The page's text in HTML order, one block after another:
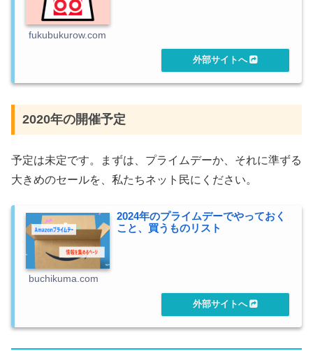
fukubukurow.com
2020年の開催予定
予定は未定です。まずは、プライムデーか、それに準ずる
大きめのセールを、私たちネット民にください。
2024年のプライムデーでやっておく
こと、買うものリスト
buchikuma.com